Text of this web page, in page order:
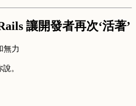
讓開發者再次‘活著’
無力
。